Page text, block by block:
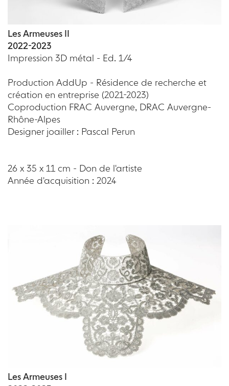
Les Armeuses II
2022-2023
Impression 3D métal - Ed. 1/4
Production AddUp - Résidence de recherche et
création en entreprise (2021-2023)
Coproduction FRAC Auvergne, DRAC Auvergne-
Rhône-Alpes
Designer joailler : Pascal Perun
26 x 35 x 11 cm - Don de l'artiste
Année d'acquisition : 2024
Les Armeuses I